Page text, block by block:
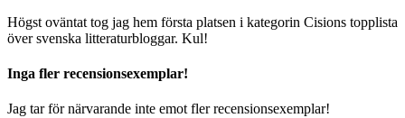
Högst oväntat tog jag hem första platsen i kategorin Cisions topplista
över svenska litteraturbloggar. Kul!
Inga fler recensionsexemplar!
Jag tar för närvarande inte emot fler recensionsexemplar!